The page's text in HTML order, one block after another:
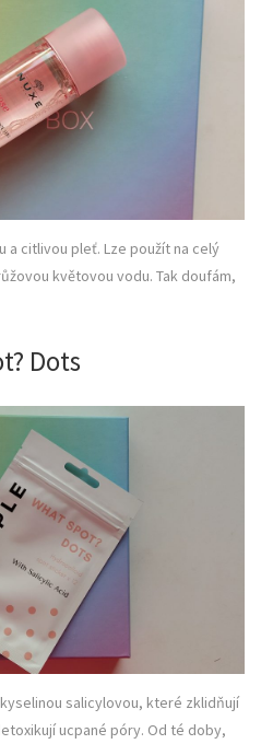
a citlivou pleť. Lze použít na celý
květovou vodu. Tak doufám,
Dots
salicylovou, které zklidňují
ucpané póry. Od té doby,